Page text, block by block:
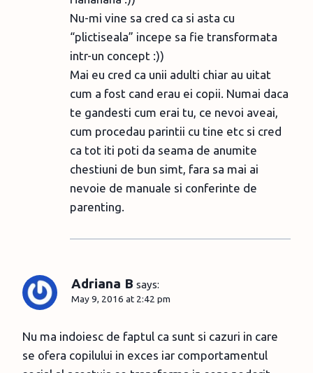
Nu-mi vine sa cred ca si asta cu
“plictiseala” incepe sa fie transformata
intr-un concept :))
Mai eu cred ca unii adulti chiar au uitat
cum a fost cand erau ei copii. Numai daca
te gandesti cum erai tu, ce nevoi aveai,
cum procedau parintii cu tine etc si cred
ca tot iti poti da seama de anumite
chestiuni de bun simt, fara sa mai ai
nevoie de manuale si conferinte de
parenting.
Adriana B says:
May 9, 2016 at 2:42 pm
Nu ma indoiesc de faptul ca sunt si cazuri in care
se ofera copilului in exces iar comportamentul